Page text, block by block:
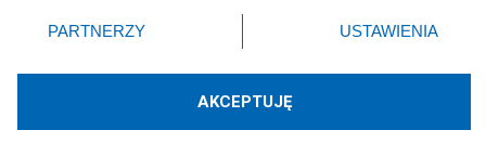
Technologię dostarcza:W3media.pl
zmienić/wycofać klikając przycisk ustawień prywatności
znajdujący się w lewym dolnym rogu strony
rodzaje przetwarzania danych nie wymagają zgody
użytkownika, ale masz prawo sprzeciwić się takiemu
PARTNERZY USTAWIENIA
AKCEPTUJĘ